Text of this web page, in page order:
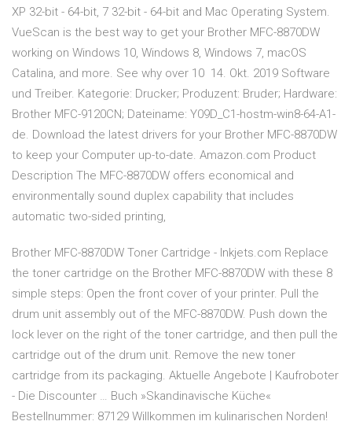
XP 32-bit - 64-bit, 7 32-bit - 64-bit and Mac Operating System.
VueScan is the best way to get your Brother MFC-8870DW
working on Windows 10, Windows 8, Windows 7, macOS
Catalina, and more. See why over 10 14. Okt. 2019 Software
und Treiber. Kategorie: Drucker; Produzent: Bruder; Hardware:
Brother MFC-9120CN; Dateiname: Y09D_C1-hostm-win8-64-A1-
de. Download the latest drivers for your Brother MFC-8870DW
to keep your Computer up-to-date. Amazon.com Product
Description The MFC-8870DW offers economical and
environmentally sound duplex capability that includes
automatic two-sided printing,
Brother MFC-8870DW Toner Cartridge - Inkjets.com Replace
the toner cartridge on the Brother MFC-8870DW with these 8
simple steps: Open the front cover of your printer. Pull the
drum unit assembly out of the MFC-8870DW. Push down the
lock lever on the right of the toner cartridge, and then pull the
cartridge out of the drum unit. Remove the new toner
cartridge from its packaging. Aktuelle Angebote | Kaufroboter
- Die Discounter … Buch »Skandinavische Küche«
Bestellnummer: 87129 Willkommen im kulinarischen Norden!